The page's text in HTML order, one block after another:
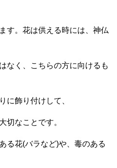
す。花は供える時には、神仏
なく、こちらの方に向けるも
に飾り付けして、
切なことです。
る花(バラなど)や、毒のある